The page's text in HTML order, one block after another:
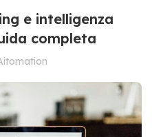
e intelligenza
completa